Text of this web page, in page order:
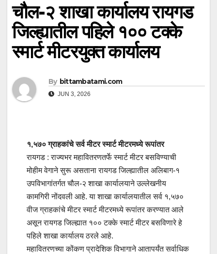
चौल-२ शाखा कार्यालय रायगड
जिल्ह्यातील पहिले १०० टक्के
स्मार्ट मीटरयुक्त कार्यालय
By bittambatami.com
JUN 3, 2026
१,५७० ग्राहकांचे सर्व मीटर स्मार्ट मीटरमध्ये रूपांतर
रायगड : राज्यभर महावितरणतर्फे स्मार्ट मीटर बसविण्याची
मोहीम वेगाने सुरू असताना रायगड जिल्ह्यातील अलिबाग-१
उपविभागांतर्गत चौल-२ शाखा कार्यालयाने उल्लेखनीय
कामगिरी नोंदवली आहे. या शाखा कार्यालयातील सर्व १,५७०
वीज ग्राहकांचे मीटर स्मार्ट मीटरमध्ये रूपांतर करण्यात आले
असून रायगड जिल्ह्यात १०० टक्के स्मार्ट मीटर बसविणारे हे
पहिले शाखा कार्यालय ठरले आहे.
महावितरणच्या कोंकण प्रादेशिक विभागाने आतापर्यंत सर्वाधिक